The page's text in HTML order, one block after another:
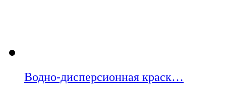
Водно-дисперсионная краск…